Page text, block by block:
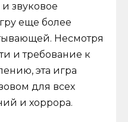
звуковое
еще более
Несмотря
и требование к
эта игра
для всех
и хоррора.